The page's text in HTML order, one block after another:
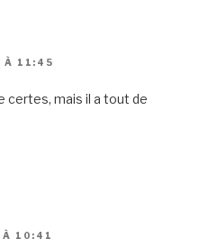
À 11:45
certes, mais il a tout de
À 10:41